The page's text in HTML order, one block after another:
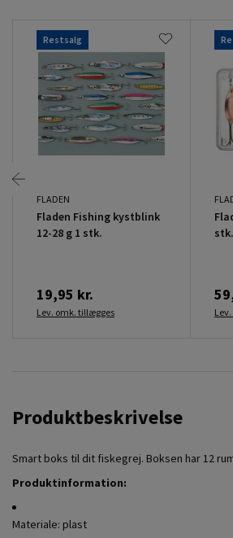
Restsalg
FLADEN
Fladen Fishing kystblink
12-28 g 1 stk.
19,95 kr.
Lev. omk. tillægges
stk.
Produktbeskrivelse
Smart boks til dit fiskegrej. Boksen har 12
Produktinformation:
Materiale: plast